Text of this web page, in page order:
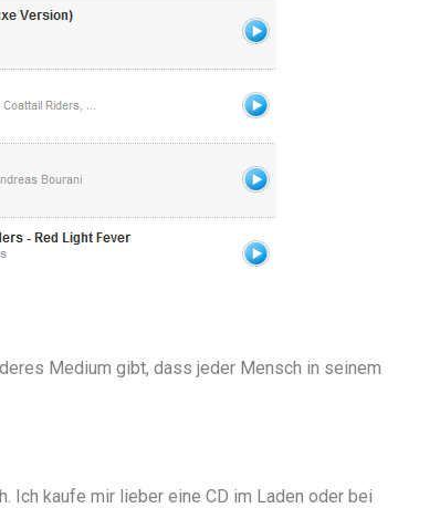
Medium gibt, dass jeder Mensch in seinem
Ich kaufe mir lieber eine CD im Laden oder bei